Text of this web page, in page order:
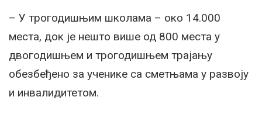
– У трогодишњим школама – око 14.000
места, док је нешто више од 800 места у
двогодишњем и трогодишњем трајању
обезбеђено за ученике са сметњама у развоју
и инвалидитетом.